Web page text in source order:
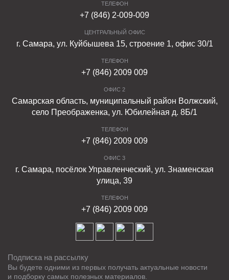
ТЕЛЕФОН
+7 (846) 2-009-009
ЦЕНТРАЛЬНЫЙ ОФИС
г. Самара, ул. Куйбышева 15, строение 1, офис 30/1
ТЕЛЕФОН
+7 (846) 2009 009
ОФИС 2
Самарская область, муниципальный район Волжский,
село Преображенка, ул. Юбилейная д. 8Б/1
ТЕЛЕФОН
+7 (846) 2009 009
ОФИС 3
г. Самара, посёлок Управленческий, ул. Знаменская
улица, 39
ТЕЛЕФОН
+7 (846) 2009 009
Подписка на рассылку
Вы будете одними из первых получать актуальные новости
и подборку самых полезных материалов.